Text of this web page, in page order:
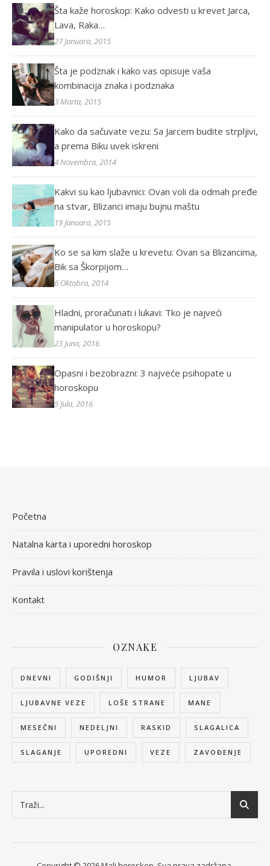
Šta kaže horoskop: Kako odvesti u krevet Jarca,
Lava, Raka…
27 Januara, 2015
Šta je podznak i kako vas opisuje vaša
kombinacija znaka i podznaka
3 Marta, 2015
Kako da sačuvate vezu: Sa Jarcem budite strpljivi,
a prema Biku uvek iskreni
4 Novembra, 2014
Kakvi su kao ljubavnici: Ovan voli da odmah pređe
na stvar, Blizanci imaju bujnu maštu
19 Januara, 2015
Ko se sa kim slaže u krevetu: Ovan sa Blizancima,
Bik sa Škorpijom…
6 Oktobra, 2014
Hladni, proračunati i lukavi: Tko je najveći
manipulator u horoskopu?
23 Juna, 2016
Opasni i bezobrazni: 3 najveće psihopate u
horoskopu
5 Jula, 2016
Početna
Natalna karta i uporedni horoskop
Pravila i uslovi korištenja
Kontakt
OZNAKE
DNEVNI GODIŠNJI HUMOR LJUBAV
LJUBAVNE VEZE LOŠE STRANE MANE
MESEČNI NEDELJNI RASKID SLAGALICA
SLAGANJE UPOREDNI VEZE ZAVOĐENJE